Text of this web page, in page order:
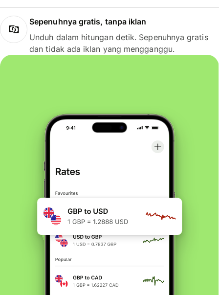
Sepenuhnya gratis, tanpa iklan
Unduh dalam hitungan detik. Sepenuhnya gratis
dan tidak ada iklan yang mengganggu.